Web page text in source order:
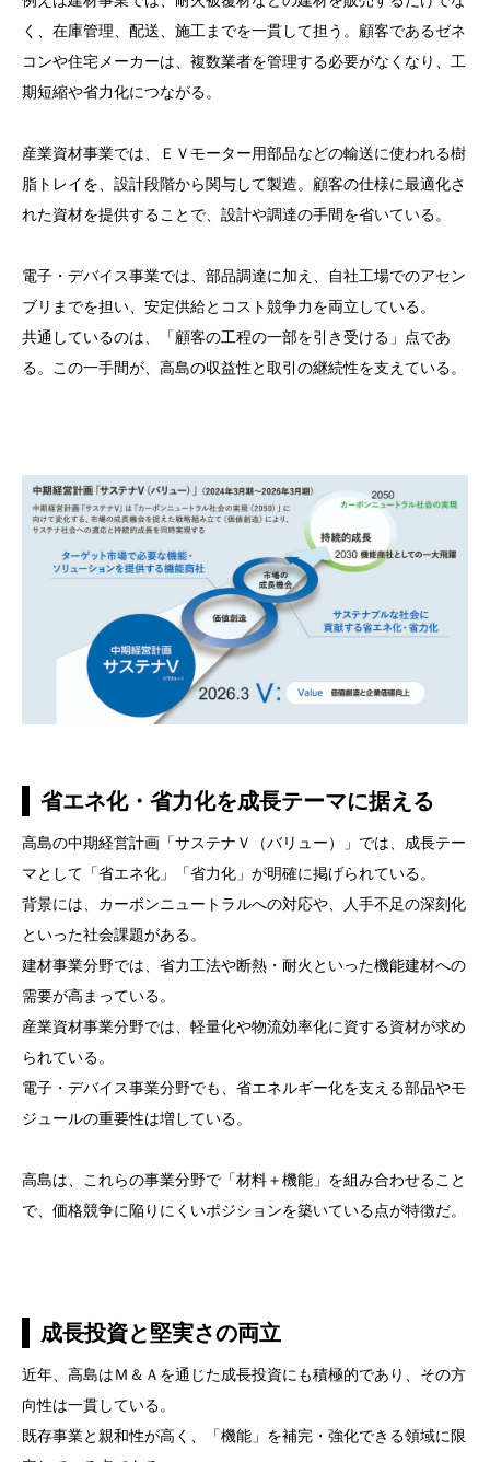
く、在庫管理、配送、施工までを一貫して担う。顧客であるゼネ
コンや住宅メーカーは、複数業者を管理する必要がなくなり、工
期短縮や省力化につながる。
産業資材事業では、ＥＶモーター用部品などの輸送に使われる樹
脂トレイを、設計段階から関与して製造。顧客の仕様に最適化さ
れた資材を提供することで、設計や調達の手間を省いている。
電子・デバイス事業では、部品調達に加え、自社工場でのアセン
ブリまでを担い、安定供給とコスト競争力を両立している。
共通しているのは、「顧客の工程の一部を引き受ける」点であ
る。この一手間が、高島の収益性と取引の継続性を支えている。
省エネ化・省力化を成長テーマに据える
高島の中期経営計画「サステナＶ（バリュー）」では、成長テー
マとして「省エネ化」「省力化」が明確に掲げられている。
背景には、カーボンニュートラルへの対応や、人手不足の深刻化
といった社会課題がある。
建材事業分野では、省力工法や断熱・耐火といった機能建材への
需要が高まっている。
産業資材事業分野では、軽量化や物流効率化に資する資材が求め
られている。
電子・デバイス事業分野でも、省エネルギー化を支える部品やモ
ジュールの重要性は増している。
高島は、これらの事業分野で「材料＋機能」を組み合わせること
で、価格競争に陥りにくいポジションを築いている点が特徴だ。
成長投資と堅実さの両立
近年、高島はＭ＆Ａを通じた成長投資にも積極的であり、その方
向性は一貫している。
既存事業と親和性が高く、「機能」を補完・強化できる領域に限